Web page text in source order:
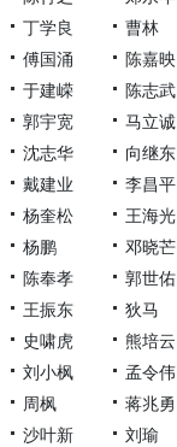
丁学良
曹林
傅国涌
陈嘉映
于建嵘
陈志武
郭宇宽
马立诚
沈志华
向继东
戴建业
李昌平
杨奎松
王海光
杨鹏
邓晓芒
陈奉孝
郭世佑
王振东
狄马
史啸虎
熊培云
刘小枫
孟令伟
周枫
蒋兆勇
沙叶新
刘瑜